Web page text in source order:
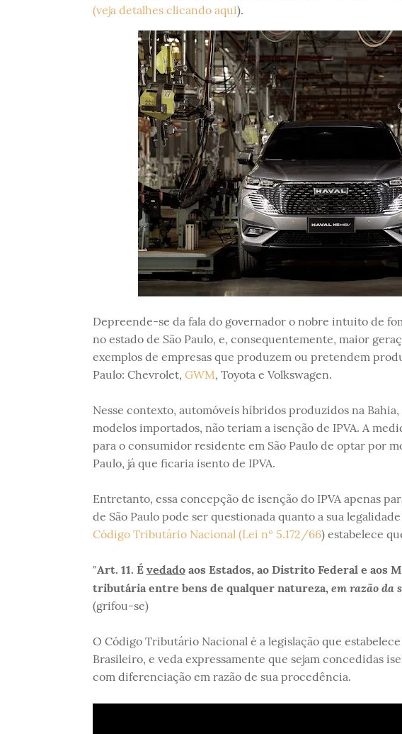
(veja detalhes clicando aqui).
Depreende-se da fala do governador o nobre intuito de
no estado de São Paulo, e, consequentemente, maior
exemplos de empresas que produzem ou pretendem
Paulo: Chevrolet, GWM, Toyota e Volkswagen.
Nesse contexto, automóveis híbridos produzidos na
modelos importados, não teriam a isenção de IPVA. A
para o consumidor residente em São Paulo de optar por
Paulo, já que ficaria isento de IPVA.
Entretanto, essa concepção de isenção do IPVA apenas
de São Paulo pode ser questionada quanto a sua
Código Tributário Nacional (Lei nº 5.172/66) estabelece
"Art. 11. É vedadoaos Estados, ao Distrito Federal e aos
tributária entre bens de qualquer natureza, em razão da
(grifou-se)
O Código Tributário Nacional é a legislação que
Brasileiro, e veda expressamente que sejam concedidas
com diferenciação em razão de sua procedência.